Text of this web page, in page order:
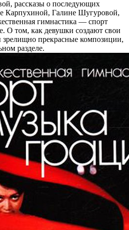
рассказы о последующих
Карпухиной, Галине Шугуровой,
гимнастика — спорт
О том, как девушки создают свои
прекрасные композиции,
разделе.